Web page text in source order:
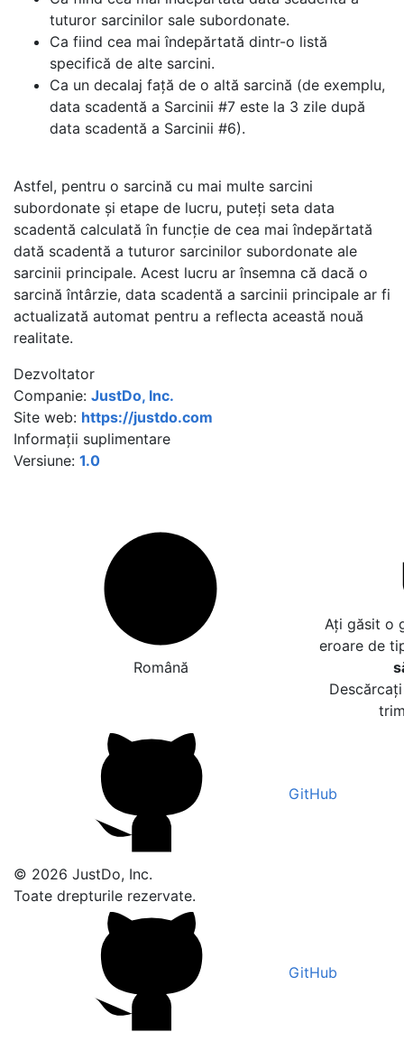
tuturor sarcinilor sale subordonate.
Ca fiind cea mai îndepărtată dintr-o listă
specifică de alte sarcini.
Ca un decalaj față de o altă sarcină (de exemplu,
data scadentă a Sarcinii #7 este la 3 zile după
data scadentă a Sarcinii #6).
Astfel, pentru o sarcină cu mai multe sarcini
subordonate și etape de lucru, puteți seta data
scadentă calculată în funcție de cea mai îndepărtată
dată scadentă a tuturor sarcinilor subordonate ale
sarcinii principale. Acest lucru ar însemna că dacă o
sarcină întârzie, data scadentă a sarcinii principale ar fi
actualizată automat pentru a reflecta această nouă
realitate.
Dezvoltator
Companie: JustDo, Inc.
Site web: https://justdo.com
Informații suplimentare
Versiune: 1.0
Română
Ați găsit o
eroare de
GitHub
© 2026 JustDo, Inc.
Toate drepturile rezervate.
GitHub